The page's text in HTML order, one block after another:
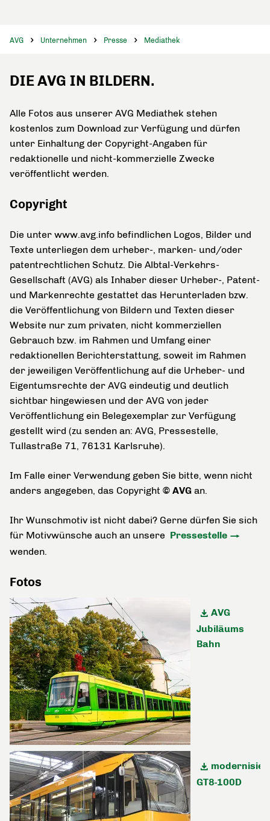
AVG Unternehmen Presse Mediathek
DIE AVG IN BILDERN.
Alle Fotos aus unserer AVG Mediathek stehen
kostenlos zum Download zur Verfügung und dürfen
unter Einhaltung der Copyright-Angaben für
redaktionelle und nicht-kommerzielle Zwecke
veröffentlicht werden.
Copyright
Die unter www.avg.info befindlichen Logos, Bilder und
Texte unterliegen dem urheber-, marken- und/oder
patentrechtlichen Schutz. Die Albtal-Verkehrs-
Gesellschaft (AVG) als Inhaber dieser Urheber-, Patent-
und Markenrechte gestattet das Herunterladen bzw.
die Veröffentlichung von Bildern und Texten dieser
Website nur zum privaten, nicht kommerziellen
Gebrauch bzw. im Rahmen und Umfang einer
redaktionellen Berichterstattung, soweit im Rahmen
der jeweiligen Veröffentlichung auf die Urheber- und
Eigentumsrechte der AVG eindeutig und deutlich
sichtbar hingewiesen und der AVG von jeder
Veröffentlichung ein Belegexemplar zur Verfügung
gestellt wird (zu senden an: AVG, Pressestelle,
Tullastraße 71, 76131 Karlsruhe).
Im Falle einer Verwendung geben Sie bitte, wenn nicht
anders angegeben, das Copyright © AVG an.
Ihr Wunschmotiv ist nicht dabei? Gerne dürfen Sie sich
für Motivwünsche auch an unsere Pressestelle
wenden.
Fotos
AVG
Jubiläums
Bahn
GT8-100D